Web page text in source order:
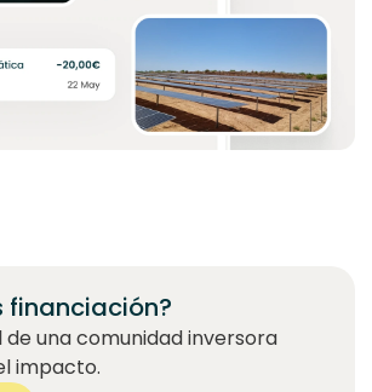
financiación?
una comunidad inversora
impacto.